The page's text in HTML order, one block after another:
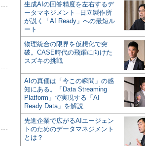
生成AIの回答精度を左右するデ
ータマネジメント─日立製作所
が説く「AI Ready」への最短ル
ート
物理統合の限界を仮想化で突
破。CASE時代の飛躍に向けた
スズキの挑戦
AIの真価は「今この瞬間」の感
知にある。「Data Streaming
Platform」で実現する「AI
Ready Data」を解説
先進企業で広がるAIエージェン
トのためのデータマネジメント
とは？